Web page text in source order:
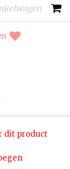
dit product